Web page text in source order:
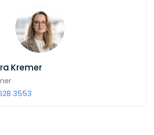
Kremer
3553